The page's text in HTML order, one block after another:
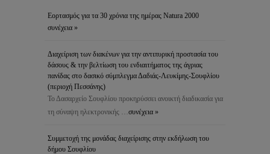
Εορτασμός για τα 30 χρόνια της ημέρας Natura 2000
συνέχεια »
Διαχείριση των διακένων για την αντιπυρική προστασία του
δάσους & την βελτίωση του ενδιαιτήματος της άγριας
πανίδας στο δασικό σύμπλεγμα Δαδιάς-Λευκίμης-Σουφλίου
(περιοχή Πεσσάνης)
Το Δασαρχείο Σουφλίου προκηρύσσει ανοικτή διαδικασία για
τη σύναψη ηλεκτρονικής …συνέχεια »
Συμμετοχή της μονάδας διαχείρισης στην εκδήλωση του
δήμου Σουφλίου